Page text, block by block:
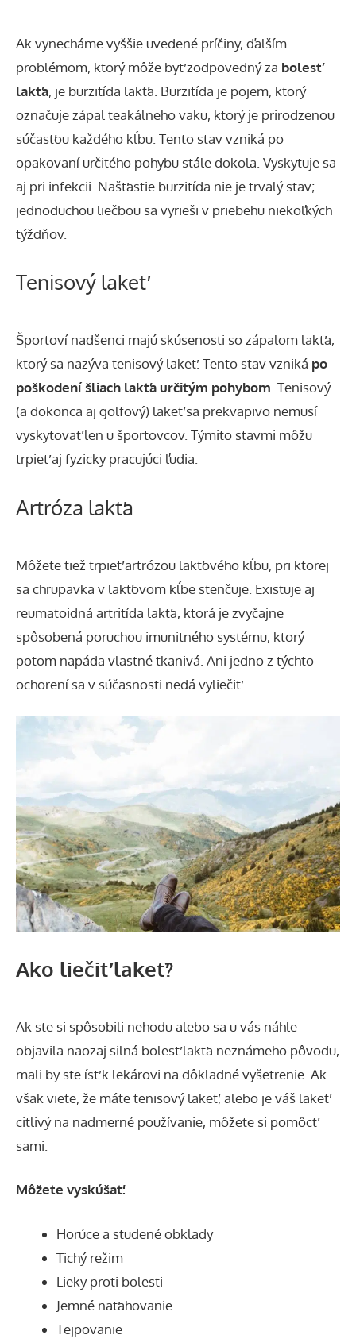
Ak vynecháme vyššie uvedené príčiny, ďalším
problémom, ktorý môže byť zodpovedný za bolesť
lakťa, je burzitída lakťa. Burzitída je pojem, ktorý
označuje zápal teakálneho vaku, ktorý je prirodzenou
súčasťou každého kĺbu. Tento stav vzniká po
opakovaní určitého pohybu stále dokola. Vyskytuje sa
aj pri infekcii. Našťastie burzitída nie je trvalý stav;
jednoduchou liečbou sa vyrieši v priebehu niekoľkých
týždňov.
Tenisový lakeť
Športoví nadšenci majú skúsenosti so zápalom lakťa,
ktorý sa nazýva tenisový lakeť. Tento stav vzniká po
poškodení šliach lakťa určitým pohybom. Tenisový
(a dokonca aj golfový) lakeť sa prekvapivo nemusí
vyskytovať len u športovcov. Týmito stavmi môžu
trpieť aj fyzicky pracujúci ľudia.
Artróza lakťa
Môžete tiež trpieťartrózou lakťového kĺbu, pri ktorej
sa chrupavka v lakťovom kĺbe stenčuje. Existuje aj
reumatoidná artritída lakťa, ktorá je zvyčajne
spôsobená poruchou imunitného systému, ktorý
potom napáda vlastné tkanivá. Ani jedno z týchto
ochorení sa v súčasnosti nedá vyliečiť.
Ako liečiť lakeť?
Ak ste si spôsobili nehodu alebo sa u vás náhle
objavila naozaj silná bolesť lakťa neznámeho pôvodu,
mali by ste ísť k lekárovi na dôkladné vyšetrenie. Ak
však viete, že máte tenisový lakeť, alebo je váš lakeť
citlivý na nadmerné používanie, môžete si pomôcť
sami.
Môžete vyskúšať:
Horúce a studené obklady
Tichý režim
Lieky proti bolesti
Jemné naťahovanie
Tejpovanie